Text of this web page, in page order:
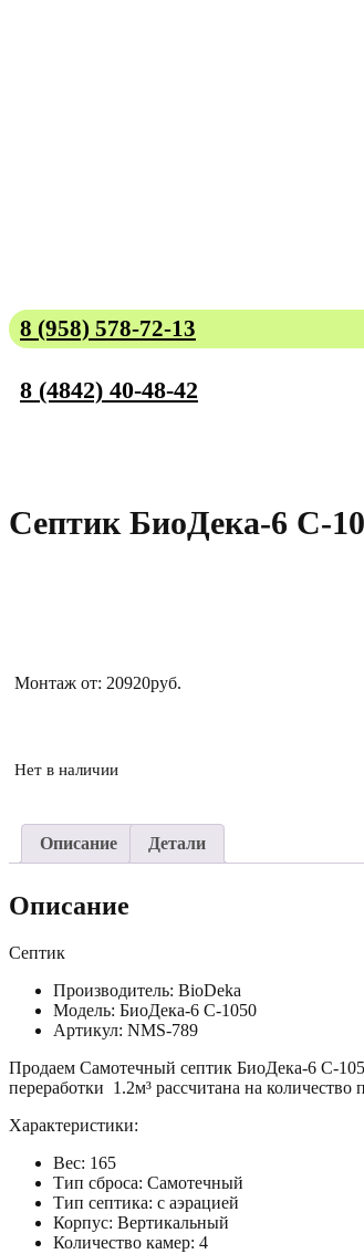
8 (958) 578-72-13
8 (4842) 40-48-42
Септик БиоДека-6 С-
Монтаж от: 20920руб.
Нет в наличии
Описание Детали
Описание
Септик
Производитель: BioDeka
Модель: БиоДека-6 С-1050
Артикул: NMS-789
Продаем Самотечный септик БиоДека-6 С-
переработки 1.2м³ рассчитана на количество
Характеристики:
Вес: 165
Тип сброса: Самотечный
Тип септика: с аэрацией
Корпус: Вертикальный
Количество камер: 4